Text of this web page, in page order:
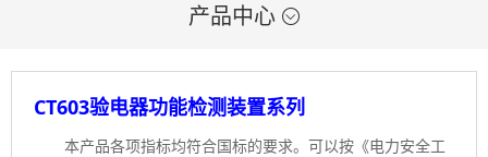
产品中心 
CT603验电器功能检测装置系列
本产品各项指标均符合国标的要求。可以按《电力安全工